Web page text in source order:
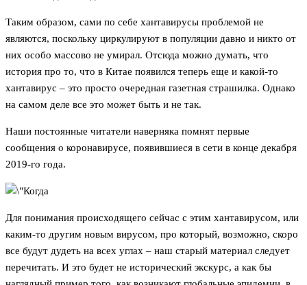
Таким образом, сами по себе хантавирусы проблемой не
являются, поскольку циркулируют в популяции давно и никто от
них особо массово не умирал. Отсюда можно думать, что
история про то, что в Китае появился теперь еще и какой-то
хантавирус – это просто очередная газетная страшилка. Однако
на самом деле все это может быть и не так.
Наши постоянные читатели наверняка помнят первые
сообщения о коронавирусе, появившиеся в сети в конце декабря
2019-го года.
Для понимания происходящего сейчас с этим хантавирусом, или
каким-то другим новым вирусом, про который, возможно, скоро
все будут дудеть на всех углах – наш старый материал следует
перечитать. И это будет не исторический экскурс, а как бы